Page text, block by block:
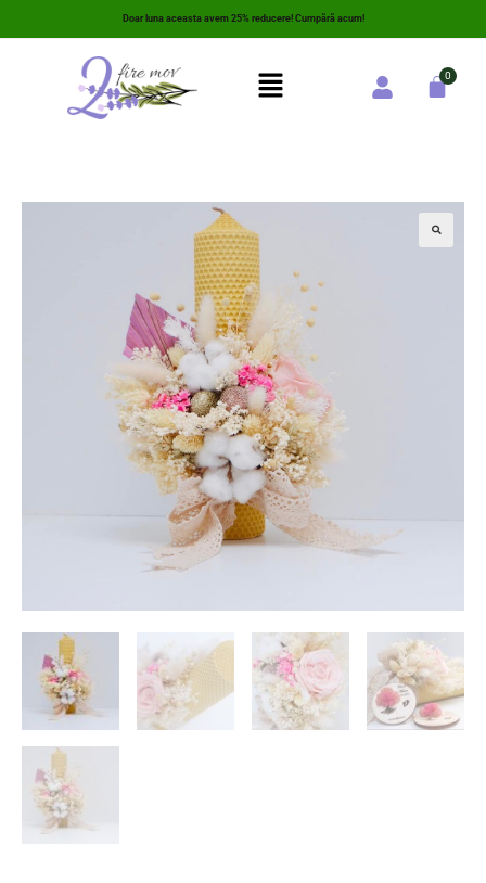
Doar luna aceasta avem 25% reducere! Cumpără acum!